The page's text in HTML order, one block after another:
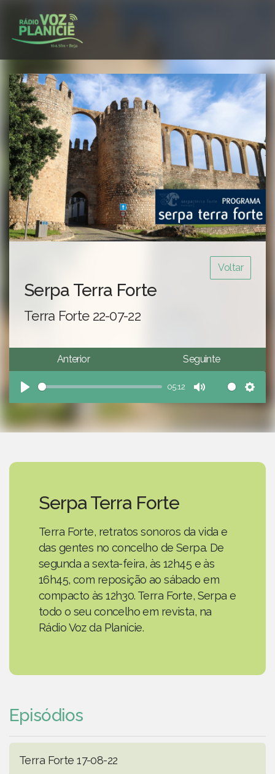
Voltar
Serpa Terra Forte
Terra Forte 22-07-22
Anterior Seguinte
Play
05:12
Mute
Serpa Terra Forte
Terra Forte, retratos sonoros da vida e
das gentes no concelho de Serpa. De
segunda a sexta-feira, às 12h45 e às
16h45, com reposição ao sábado em
compacto às 12h30. Terra Forte, Serpa e
todo o seu concelho em revista, na
Rádio Voz da Planície.
Episódios
Terra Forte 17-08-22